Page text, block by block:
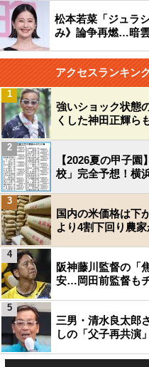
松本若菜「ジュラ
み》論争再燃…暗
アクセスランキン
強いショック状態
くした神田正輝ら
1
【2026夏の甲子
校」完全予想！横
2
国内の米価格は下
より4割下回り農
3
阪神藤川監督の「
安…岡田前監督も
4
三男・清水良太郎
しの「父子再共演
5